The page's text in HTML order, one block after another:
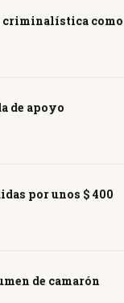
criminalística como
de apoyo
por unos $ 400
de camarón